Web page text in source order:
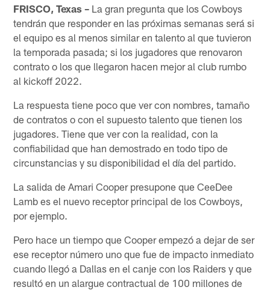
FRISCO, Texas – La gran pregunta que los Cowboys
tendrán que responder en las próximas semanas será si
el equipo es al menos similar en talento al que tuvieron
la temporada pasada; si los jugadores que renovaron
contrato o los que llegaron hacen mejor al club rumbo
al kickoff 2022.
La respuesta tiene poco que ver con nombres, tamaño
de contratos o con el supuesto talento que tienen los
jugadores. Tiene que ver con la realidad, con la
confiabilidad que han demostrado en todo tipo de
circunstancias y su disponibilidad el día del partido.
La salida de Amari Cooper presupone que CeeDee
Lamb es el nuevo receptor principal de los Cowboys,
por ejemplo.
Pero hace un tiempo que Cooper empezó a dejar de ser
ese receptor número uno que fue de impacto inmediato
cuando llegó a Dallas en el canje con los Raiders y que
resultó en un alargue contractual de 100 millones de